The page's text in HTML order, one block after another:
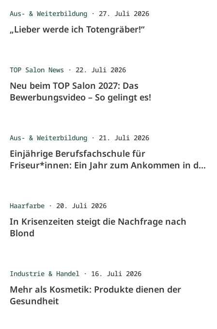
Aus- & Weiterbildung · 27. Juli 2026
„Lieber werde ich Totengräber!“
TOP Salon News · 22. Juli 2026
Neu beim TOP Salon 2027: Das
Bewerbungsvideo – So gelingt es!
Aus- & Weiterbildung · 21. Juli 2026
Einjährige Berufsfachschule für
Friseur*innen: Ein Jahr zum Ankommen in der
Haarfarbe · 20. Juli 2026
In Krisenzeiten steigt die Nachfrage nach
Blond
Industrie & Handel · 16. Juli 2026
Mehr als Kosmetik: Produkte dienen der
Gesundheit